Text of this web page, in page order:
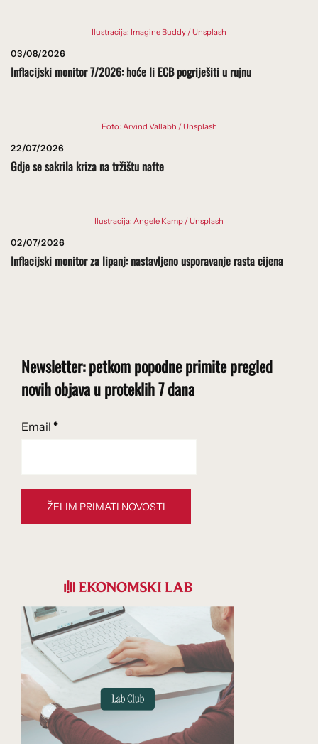
Ilustracija: Imagine Buddy / Unsplash
03/08/2026
Inflacijski monitor 7/2026: hoće li ECB pogriješiti u rujnu
Foto: Arvind Vallabh / Unsplash
22/07/2026
Gdje se sakrila kriza na tržištu nafte
Ilustracija: Angele Kamp / Unsplash
02/07/2026
Inflacijski monitor za lipanj: nastavljeno usporavanje rasta cijena
Newsletter: petkom popodne primite pregled
novih objava u proteklih 7 dana
Email *